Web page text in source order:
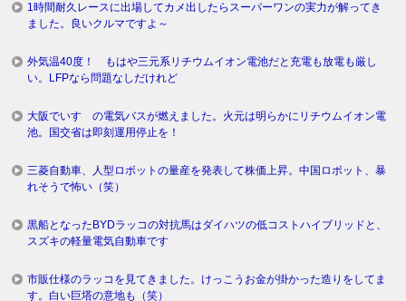
1時間耐久レースに出場してカメ出したらスーパーワンの実力が解ってき
ました。良いクルマですよ～
外気温40度！ もはや三元系リチウムイオン電池だと充電も放電も厳し
い。LFPなら問題なしだけれど
大阪でいすゞの電気バスが燃えました。火元は明らかにリチウムイオン電
池。国交省は即刻運用停止を！
三菱自動車、人型ロボットの量産を発表して株価上昇。中国ロボット、暴
れそうで怖い（笑）
黒船となったBYDラッコの対抗馬はダイハツの低コストハイブリッドと、
スズキの軽量電気自動車です
市販仕様のラッコを見てきました。けっこうお金が掛かった造りをしてま
す。白い巨塔の意地も（笑）